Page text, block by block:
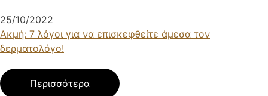
Ακμή: 7 λόγοι για να επισκεφθείτε άμεσα τον
δερματολόγο!
25/10/2022
Περισσότερα